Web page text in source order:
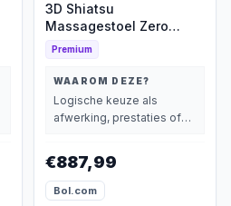
3D Shiatsu
Massagestoel Zero
Gravity
Premium
WAAROM DEZE?
Logische keuze als
afwerking, prestaties of
€887,99
Bol.com